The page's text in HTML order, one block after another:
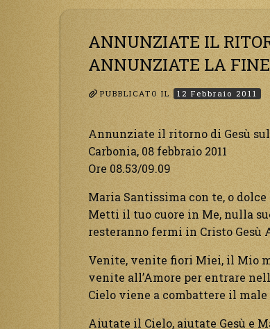
ANNUNZIATE IL
ANNUNZIATE LA
PUBBLICATO IL 12 Febbraio 2011
Annunziate il ritorno di Gesù
Carbonia, 08 febbraio 2011
Ore 08.53/09.09
Maria Santissima con te, o dolce
Metti il tuo cuore in Me, nulla
resteranno fermi in Cristo Gesù
Venite, venite fiori Miei, il Mio
venite all’Amore per entrare
Cielo viene a combattere il
Aiutate il Cielo, aiutate Gesù e